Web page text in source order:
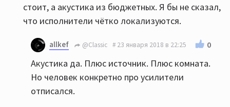
стоит, а акустика из бюджетных. Я бы не сказал,
что исполнители чётко локализуются.
allkef @Classic 23 января 2018 в 22:25 0
Акустика да. Плюс источник. Плюс комната.
Но человек конкретно про усилители
отписался.